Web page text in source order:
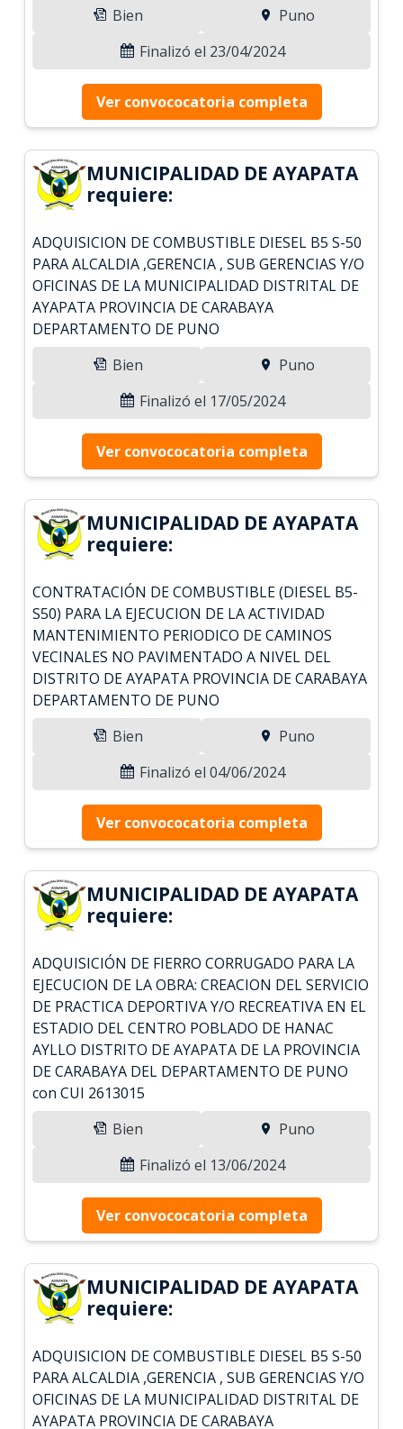
Bien
Puno
Finalizó el 23/04/2024
Ver convococatoria completa
MUNICIPALIDAD DE AYAPATA
requiere:
ADQUISICION DE COMBUSTIBLE DIESEL B5 S-50
PARA ALCALDIA ,GERENCIA , SUB GERENCIAS Y/O
OFICINAS DE LA MUNICIPALIDAD DISTRITAL DE
AYAPATA PROVINCIA DE CARABAYA
DEPARTAMENTO DE PUNO
Bien
Puno
Finalizó el 17/05/2024
Ver convococatoria completa
MUNICIPALIDAD DE AYAPATA
requiere:
CONTRATACIÓN DE COMBUSTIBLE (DIESEL B5-
S50) PARA LA EJECUCION DE LA ACTIVIDAD
MANTENIMIENTO PERIODICO DE CAMINOS
VECINALES NO PAVIMENTADO A NIVEL DEL
DISTRITO DE AYAPATA PROVINCIA DE CARABAYA
DEPARTAMENTO DE PUNO
Bien
Puno
Finalizó el 04/06/2024
Ver convococatoria completa
MUNICIPALIDAD DE AYAPATA
requiere:
ADQUISICIÓN DE FIERRO CORRUGADO PARA LA
EJECUCION DE LA OBRA: CREACION DEL SERVICIO
DE PRACTICA DEPORTIVA Y/O RECREATIVA EN EL
ESTADIO DEL CENTRO POBLADO DE HANAC
AYLLO DISTRITO DE AYAPATA DE LA PROVINCIA
DE CARABAYA DEL DEPARTAMENTO DE PUNO
con CUI 2613015
Bien
Puno
Finalizó el 13/06/2024
Ver convococatoria completa
MUNICIPALIDAD DE AYAPATA
requiere:
ADQUISICION DE COMBUSTIBLE DIESEL B5 S-50
PARA ALCALDIA ,GERENCIA , SUB GERENCIAS Y/O
OFICINAS DE LA MUNICIPALIDAD DISTRITAL DE
AYAPATA PROVINCIA DE CARABAYA